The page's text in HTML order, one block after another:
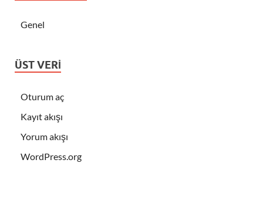
Genel
ÜST VERI
Oturum aç
Kayıt akışı
Yorum akışı
WordPress.org